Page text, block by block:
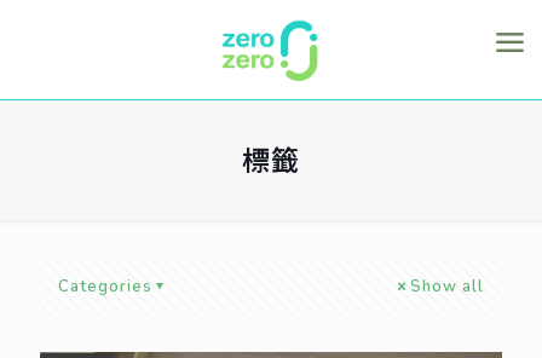
標籤
Categories Show all